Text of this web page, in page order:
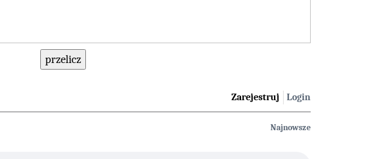
Login
Zarejestruj
Najnowsze